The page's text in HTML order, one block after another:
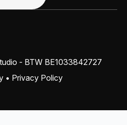
- BTW BE1033842727
• Privacy Policy